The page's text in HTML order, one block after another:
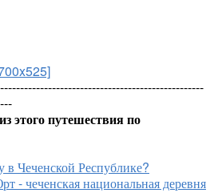
этого путешествия по
в Чеченской Республике?
- чеченская национальная деревня